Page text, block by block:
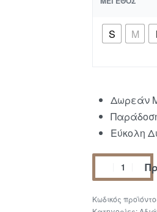
S M
Δωρεάν
Εύκολη